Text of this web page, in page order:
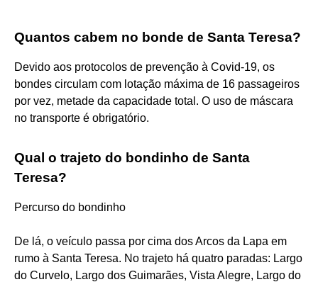
Quantos cabem no bonde de Santa Teresa?
Devido aos protocolos de prevenção à Covid-19, os
bondes circulam com lotação máxima de 16 passageiros
por vez, metade da capacidade total. O uso de máscara
no transporte é obrigatório.
Qual o trajeto do bondinho de Santa
Teresa?
Percurso do bondinho
De lá, o veículo passa por cima dos Arcos da Lapa em
rumo à Santa Teresa. No trajeto há quatro paradas: Largo
do Curvelo, Largo dos Guimarães, Vista Alegre, Largo do